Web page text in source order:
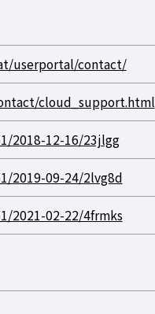
userportal/contact/
cloud_support.html
2018-12-16/23jlgg
2019-09-24/2lvg8d
2021-02-22/4frmks